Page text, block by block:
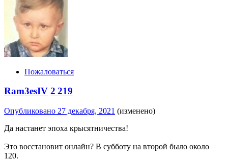
Пожаловаться
Ram3esIV 2 219
Опубликовано 27 декабря, 2021 (изменено)
Да настанет эпоха крысятничества!
Это восстановит онлайн? В субботу на второй было около
120.